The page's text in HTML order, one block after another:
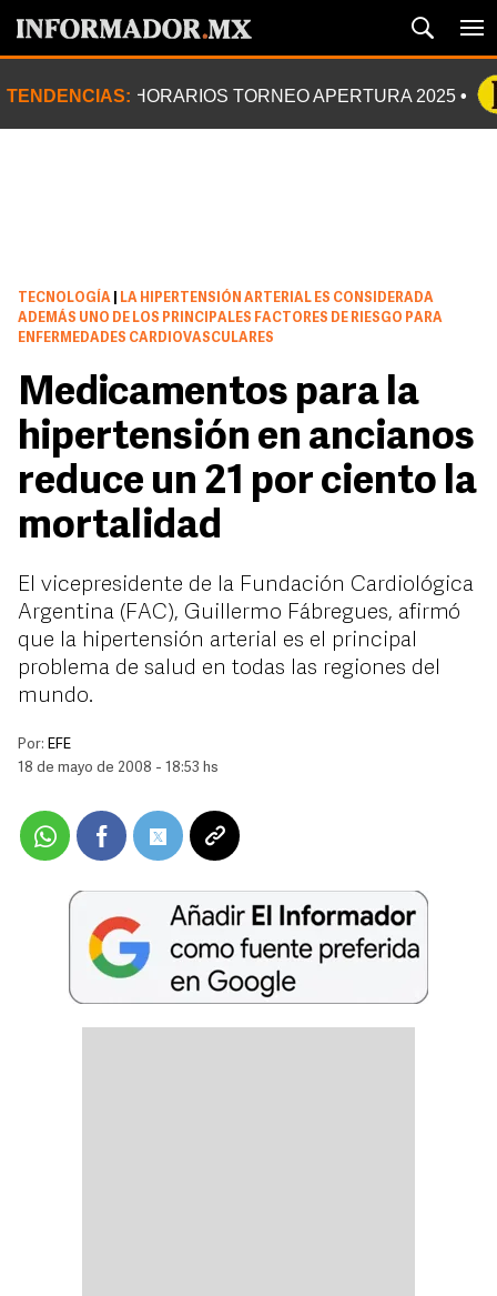
TENDENCIAS: HORARIOS TORNEO APERTURA 2025
TECNOLOGÍA
LA HIPERTENSIÓN ARTERIAL ES CONSIDERADA
ADEMÁS UNO DE LOS PRINCIPALES FACTORES DE RIESGO PARA
ENFERMEDADES CARDIOVASCULARES
Medicamentos para la
hipertensión en ancianos
reduce un 21 por ciento la
mortalidad
El vicepresidente de la Fundación Cardiológica
Argentina (FAC), Guillermo Fábregues, afirmó
que la hipertensión arterial es el principal
problema de salud en todas las regiones del
mundo.
Por: EFE
18 de mayo de 2008 - 18:53 hs